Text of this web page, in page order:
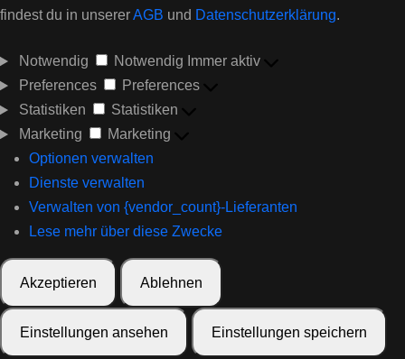
findest du in unsererAGB und Datenschutzerklärung.
Notwendig Notwendig Immer aktiv
Preferences
Preferences
Statistiken
Statistiken
Marketing
Marketing
Optionen verwalten
Dienste verwalten
Verwalten von {vendor_count}-Lieferanten
Lese mehr über diese Zwecke
Akzeptieren Ablehnen
Einstellungen ansehen Einstellungen speichern